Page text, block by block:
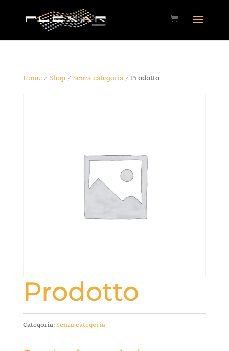
Home/ Shop/ Senza categoria/ Prodotto
Prodotto
Categoria:Senza categoria